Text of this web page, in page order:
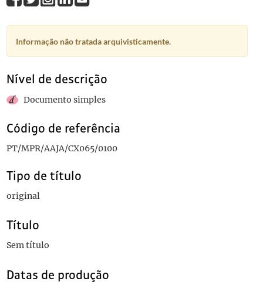
Informação não tratada arquivisticamente.
Nível de descrição
Documento simples
Código de referência
PT/MPR/AAJA/CX065/0100
Tipo de título
original
Título
Sem título
Datas de produção